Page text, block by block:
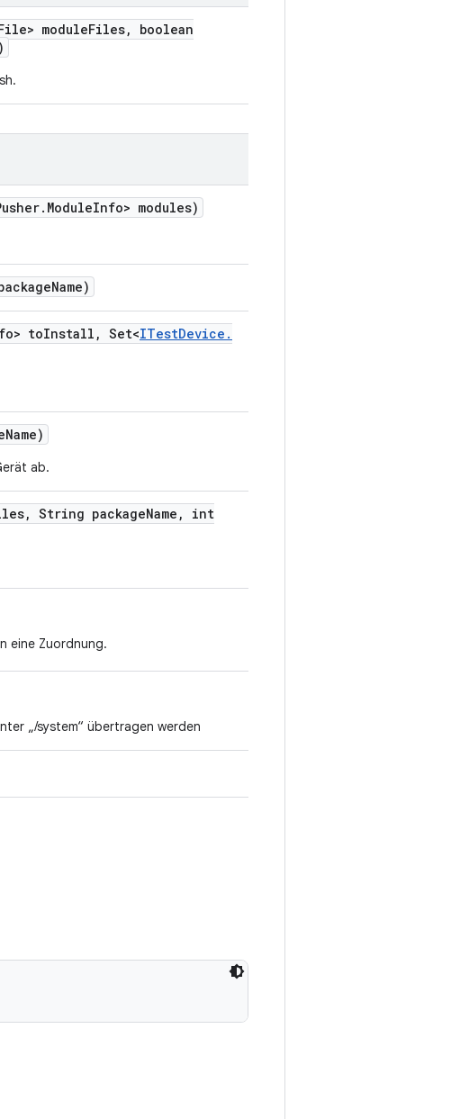
moduleFiles,
boolean
. ModuleInfo> modules)
Name)
toInstall , Set<ITestDevice .
Name)
ab.
, String packageName ,
int
eine Zuordnung.
„/system“ übertragen werden